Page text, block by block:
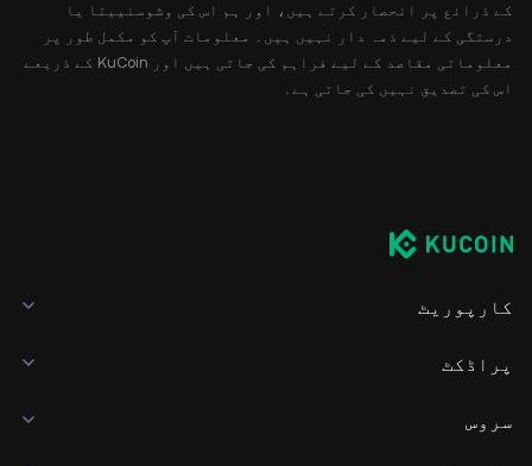
کے ذرائع پر انحصار کرتے ہیں، اور ہم اس کی وشوسنییتا یا
درستگی کے لیے ذمہ دار نہیں ہیں۔ معلومات آپ کو مکمل طور پر
معلوماتی مقاصد کے لیے فراہم کی جاتی ہیں اور KuCoin کے ذریعے
اس کی تصدیق نہیں کی جاتی ہے۔
کارپوریٹ
پراڈکٹ
سروس